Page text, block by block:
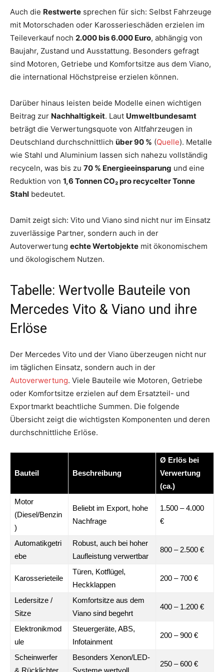
Auch die Restwerte sprechen für sich: Selbst Fahrzeuge
mit Motorschaden oder Karosserieschäden erzielen im
Teileverkauf noch 2.000 bis 6.000 Euro, abhängig von
Baujahr, Zustand und Ausstattung. Besonders gefragt
sind Motoren, Getriebe und Komfortsitze aus dem Viano,
die international Höchstpreise erzielen können.
Darüber hinaus leisten beide Modelle einen wichtigen
Beitrag zur Nachhaltigkeit. Laut Umweltbundesamt
beträgt die Verwertungsquote von Altfahrzeugen in
Deutschland durchschnittlich über 90 % (Quelle). Metalle
wie Stahl und Aluminium lassen sich nahezu vollständig
recyceln, was bis zu 70 % Energieeinsparung und eine
Reduktion von 1,6 Tonnen CO₂ pro recycelter Tonne
Stahl bedeutet.
Damit zeigt sich: Vito und Viano sind nicht nur im Einsatz
zuverlässige Partner, sondern auch in der
Autoverwertung echte Wertobjekte mit ökonomischem
und ökologischem Nutzen.
Tabelle: Wertvolle Bauteile von
Mercedes Vito & Viano und ihre
Erlöse
Der Mercedes Vito und der Viano überzeugen nicht nur
im täglichen Einsatz, sondern auch in der
Autoverwertung. Viele Bauteile wie Motoren, Getriebe
oder Komfortsitze erzielen auf dem Ersatzteil- und
Exportmarkt beachtliche Summen. Die folgende
Übersicht zeigt die wichtigsten Komponenten und deren
durchschnittliche Erlöse.
Bauteil Beschreibung
Ø Erlös bei
Verwertung
(ca.)
Motor
(Diesel/Benzin
)
Beliebt im Export, hohe
Nachfrage
1.500 – 4.000
€
Automatikgetri
ebe
Robust, auch bei hoher
Laufleistung verwertbar
800 – 2.500 €
Karosserieteile
Türen, Kotflügel,
Heckklappen
200 – 700 €
Ledersitze /
Sitze
Komfortsitze aus dem
Viano sind begehrt
400 – 1.200 €
Elektronikmod
ule
Steuergeräte, ABS,
Infotainment
200 – 900 €
Scheinwerfer
& Rücklichter
Besonders Xenon/LED-
Systeme wertvoll
250 – 600 €